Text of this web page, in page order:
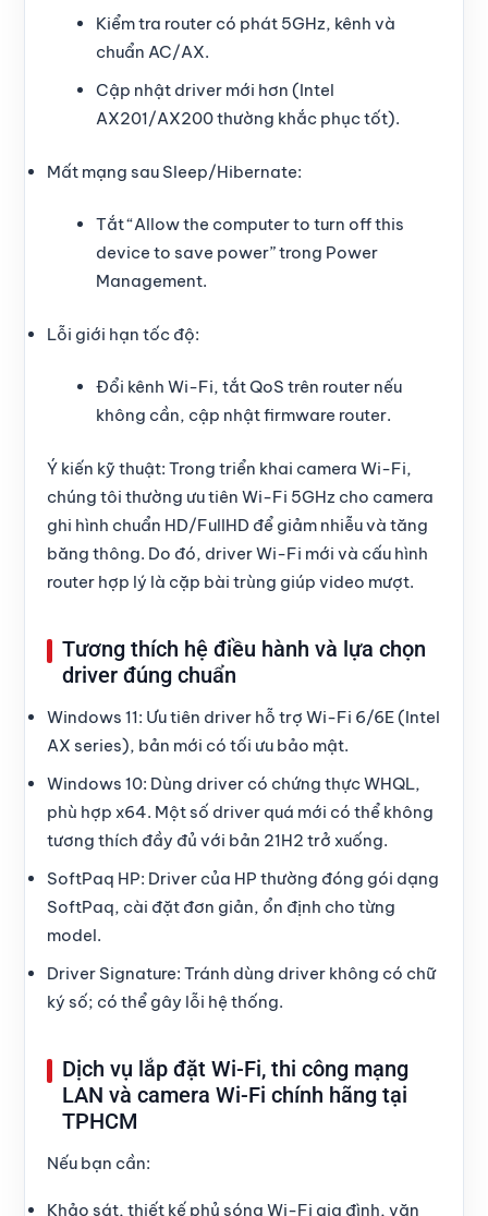
Kiểm tra router có phát 5GHz, kênh và
chuẩn AC/AX.
Cập nhật driver mới hơn (Intel
AX201/AX200 thường khắc phục tốt).
Mất mạng sau Sleep/Hibernate:
Tắt “Allow the computer to turn off this
device to save power” trong Power
Management.
Lỗi giới hạn tốc độ:
Đổi kênh Wi-Fi, tắt QoS trên router nếu
không cần, cập nhật firmware router.
Ý kiến kỹ thuật: Trong triển khai camera Wi-Fi,
chúng tôi thường ưu tiên Wi-Fi 5GHz cho camera
ghi hình chuẩn HD/FullHD để giảm nhiễu và tăng
băng thông. Do đó, driver Wi-Fi mới và cấu hình
router hợp lý là cặp bài trùng giúp video mượt.
Tương thích hệ điều hành và lựa chọn
driver đúng chuẩn
Windows 11: Ưu tiên driver hỗ trợ Wi-Fi 6/6E (Intel
AX series), bản mới có tối ưu bảo mật.
Windows 10: Dùng driver có chứng thực WHQL,
phù hợp x64. Một số driver quá mới có thể không
tương thích đầy đủ với bản 21H2 trở xuống.
SoftPaq HP: Driver của HP thường đóng gói dạng
SoftPaq, cài đặt đơn giản, ổn định cho từng
model.
Driver Signature: Tránh dùng driver không có chữ
ký số; có thể gây lỗi hệ thống.
Dịch vụ lắp đặt Wi-Fi, thi công mạng
LAN và camera Wi-Fi chính hãng tại
TPHCM
Nếu bạn cần:
Khảo sát, thiết kế phủ sóng Wi-Fi gia đình, văn